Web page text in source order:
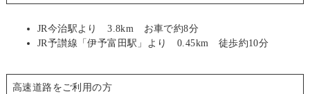
JR今治駅より 3.8km お車で約8分
JR予讃線「伊予富田駅」より 0.45km 徒歩約10分
高速道路をご利用の方